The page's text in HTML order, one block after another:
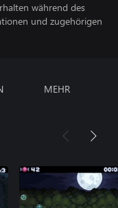
während des
und zugehörigen
MEHR